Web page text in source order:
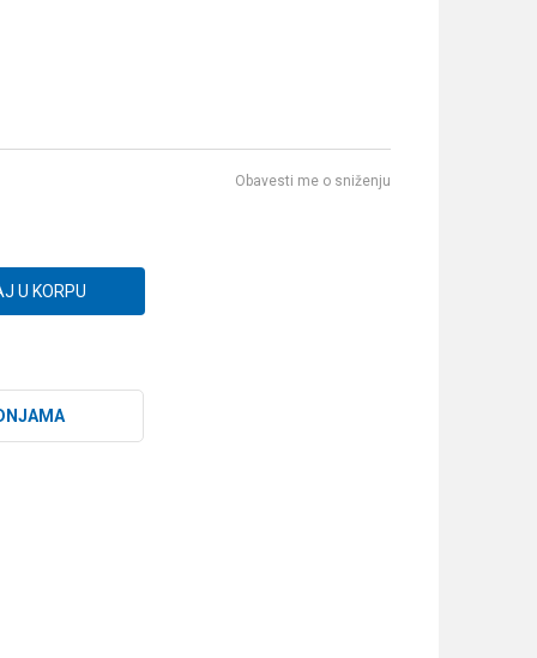
Obavesti me o sniženju
U KORPU